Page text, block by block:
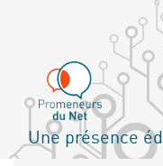
principal
Une présence